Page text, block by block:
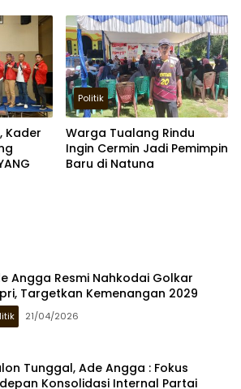
Kader
Politik
Warga Tualang Rindu
Ingin Cermin Jadi Pemimpin
Baru di Natuna
Angga Resmi Nahkodai Golkar
Targetkan Kemenangan 2029
21/04/2026
Tunggal, Ade Angga : Fokus
Konsolidasi Internal Partai